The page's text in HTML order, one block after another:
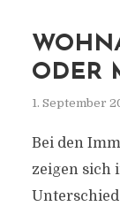
ODER
1. September
Bei den
zeigen sich